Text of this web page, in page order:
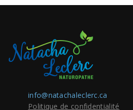
info@natachaleclerc.ca
Politique de confidentialité